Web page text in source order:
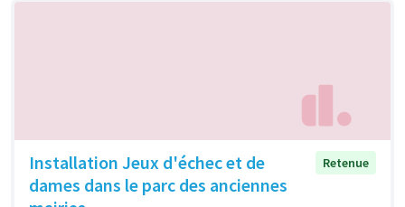
Installation Jeux d'échec et de
dames dans le parc des anciennes
Retenue